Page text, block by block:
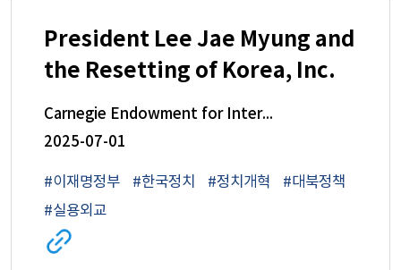
President Lee Jae Myung and
the Resetting of Korea, Inc.
Carnegie Endowment for International Peace
2025-07-01
#이재명정부 #한국정치 #정치개혁
#대북정책
#실용외교
관련
사이트로